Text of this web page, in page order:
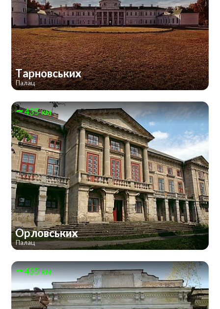
Тарновських
Палац
435 км
Орловських
Палац
435 км